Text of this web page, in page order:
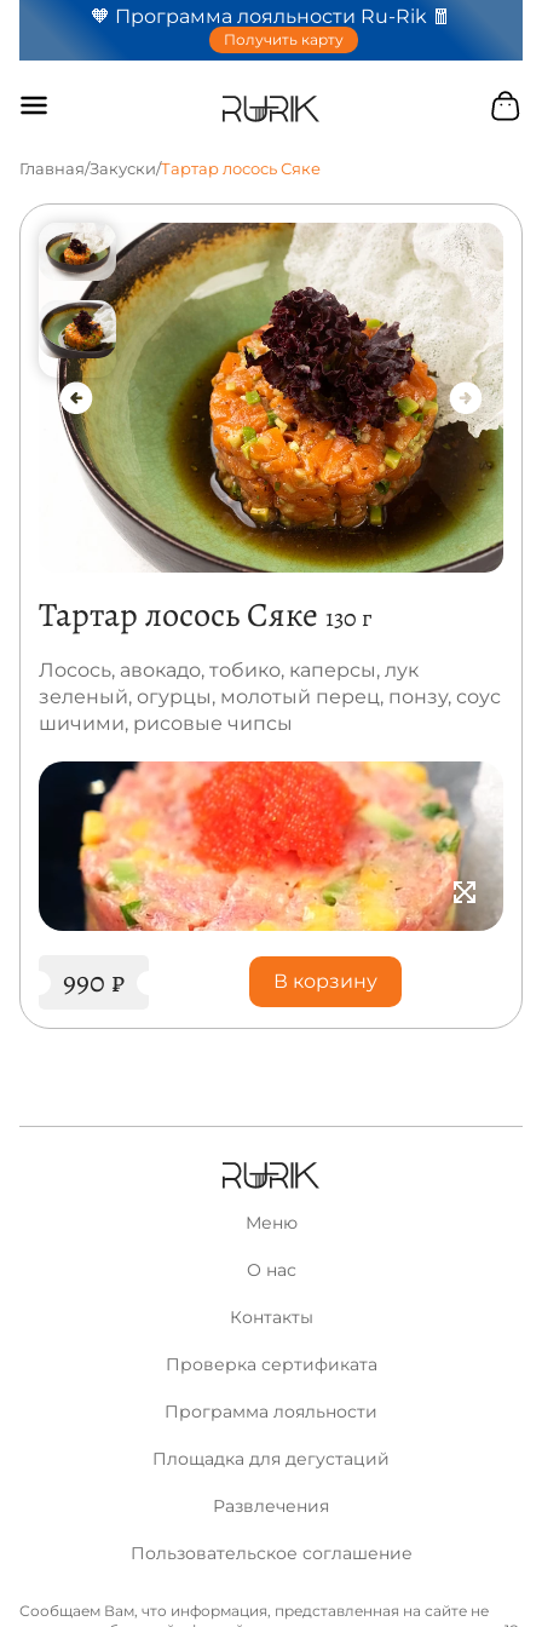
🧡 Программа лояльности Ru-Rik 🧧
Получить карту
Главная/Закуски/Тартар лосось Сяке
Тартар лосось Сяке 130 г
Лосось, авокадо, тобико, каперсы, лук
зеленый, огурцы, молотый перец, понзу, соус
шичими, рисовые чипсы
990 ₽ В корзину
Меню
О нас
Контакты
Проверка сертификата
Программа лояльности
Площадка для дегустаций
Развлечения
Пользовательское соглашение
Сообщаем Вам, что информация, представленная на сайте не